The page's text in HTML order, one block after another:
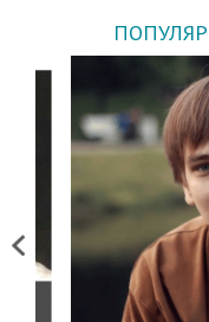
Previous